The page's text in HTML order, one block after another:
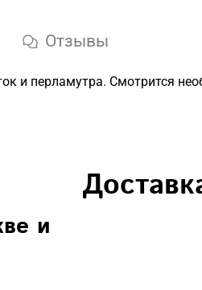
Отзывы
и перламутра. Смотрится
и